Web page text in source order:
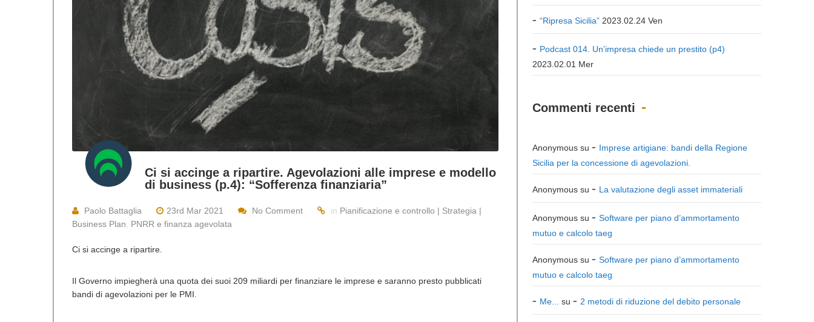
Ci si accinge a ripartire. Agevolazioni alle imprese e modello
di business (p.4): “Sofferenza finanziaria”
Paolo Battaglia 23rd Mar 2021 No Comment in Pianificazione e controllo | Strategia |
Business Plan
PNRR e finanza agevolata
Ci si accinge a ripartire.
Il Governo impiegherà una quota dei suoi 209 miliardi per finanziare le imprese e saranno presto pubblicati
bandi di agevolazioni per le PMI.
“Ripresa Sicilia” 2023.02.24 Ven
Podcast 014. Un’impresa chiede un prestito (p4)
2023.02.01 Mer
Commenti recenti
Anonymoussu
Imprese artigiane: bandi della Regione
Sicilia per la concessione di agevolazioni.
Anonymoussu La valutazione degli asset immateriali
Anonymoussu
Software per piano d’ammortamento
mutuo e calcolo taeg
Anonymoussu
Software per piano d’ammortamento
mutuo e calcolo taeg
Me... su 2 metodi di riduzione del debito personale